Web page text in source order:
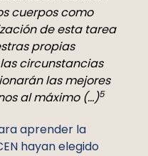
cuerpos como
de esta tarea
propias
circunstancias
las mejores
al máximo (…)5
aprender la
hayan elegido